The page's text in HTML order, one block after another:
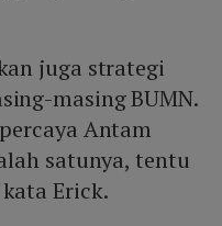
juga strategi
masing BUMN.
Antam
satunya, tentu
Erick.